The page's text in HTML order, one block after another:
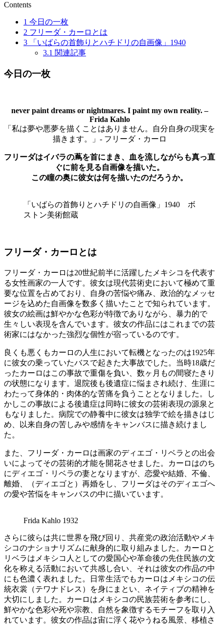
Contents
1 今日の一枚
2 フリーダ・カーロとは
3 「いばらの首飾りとハチドリの自画像」1940
3.1 関連記事
今日の一枚
never paint dreams or nightmares. I paint my own reality. –
Frida Kahlo
「私は夢や悪夢を描くことはありません。自分自身の現実を
描きます。」- フリーダ・カーロ
フリーダはイバラの蔦を首にまき、血を流しながらも真っ直
ぐに前を見る自画像を描いた。
この瞳の奥に彼女は何を描いたのだろうか。
「いばらの首飾りとハチドリの自画像」1940 ボ
ストン美術館蔵
フリーダ・カーロとは
フリーダ・カーロは20世紀前半に活躍したメキシコを代表す
る女性画家の一人です。彼女は現代芸術史において極めて重
要な位置を占めており、自身の苦悩や痛み、政治的なメッセ
ージを込めた自画像を数多く描いたことで知られています。
彼女の絵画は鮮やかな色彩が特徴でありながら、暴力的で
生々しい表現を含んでいます。彼女の作品にはこれまでの芸
術家にはなかった強烈な個性が宿っているのです。
良くも悪くもカーロの人生において転機となったのは1925年
に彼女の乗っていたバスで起きた大事故でした。当時18歳だ
ったカーロはこの事故で重傷を負い、数ヶ月もの間寝たきり
の状態になります。退院後も後遺症に悩まされ続け、生涯に
わたって身体的・肉体的な苦痛を負うこととなりました。し
かしこの事故による後遺症は同時に彼女の芸術表現の源泉と
もなりました。病院での静養中に彼女は独学で絵を描きはじ
め、以来自身の苦しみや感情をキャンバスに描き続けまし
た。
また、フリーダ・カーロは画家のディエゴ・リベラとの出会
いによってその芸術的才能を開花させました。カーロはのち
にディエゴ・リベラの妻となりますが、恋愛や結婚、不倫、
離婚、（ディエゴと）再婚をし、フリーダはそのディエゴへ
の愛や苦悩をキャンバスの中に描いています。
Frida Kahlo 1932
さらに彼らは共に世界を飛び回り、共産党の政治活動やメキ
シコのナショナリズムに献身的に取り組みました。カーロと
リベラはメキシコ人としての愛国心や革命後の先住民族の文
化を称える活動において共感し合い、それは彼女の作品の中
にも色濃く表れました。日常生活でもカーロはメキシコの伝
統衣裳（テワナドレス）を身にまとい、ネイティブの精神を
大切にしました。カーロはメキシコの民族芸術を参考にし、
鮮やかな色彩や死や宗教、自然を象徴するモチーフを取り入
れています。彼女の作品は宙に浮く花やうねる風景、移植さ